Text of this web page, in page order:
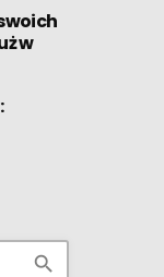
w
search